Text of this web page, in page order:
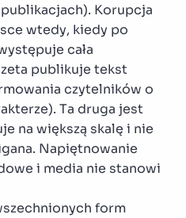
Korupcja
wtedy, kiedy po
cała
publikuje tekst
czytelników o
Ta druga jest
na większą skalę i nie
Napiętnowanie
i media nie stanowi
form